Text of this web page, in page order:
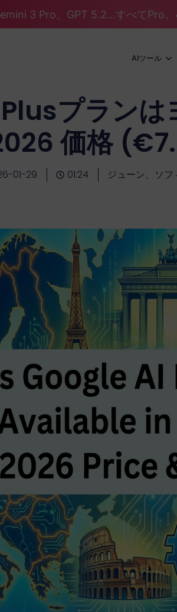
3 Pro、GPT 5.2...すべてPro
AIツール
プランは
価格
01-29 01:24 ジューン、ソフ